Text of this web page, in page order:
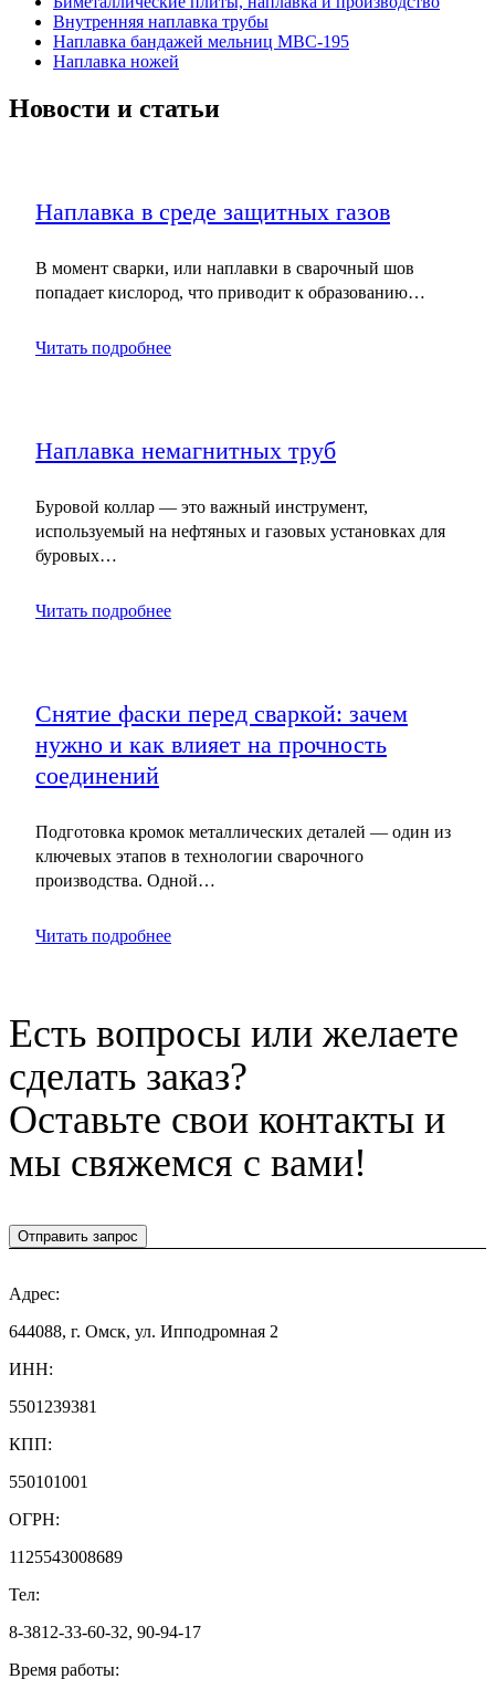
Внутренняя наплавка трубы
Наплавка бандажей мельниц МВС-195
Наплавка ножей
Новости и статьи
Наплавка в среде защитных газов
В момент сварки, или наплавки в сварочный шов
попадает кислород, что приводит к образованию…
Читать подробнее
Наплавка немагнитных труб
Буровой коллар — это важный инструмент,
используемый на нефтяных и газовых установках для
буровых…
Читать подробнее
Снятие фаски перед сваркой: зачем
нужно и как влияет на прочность
соединений
Подготовка кромок металлических деталей — один из
ключевых этапов в технологии сварочного
производства. Одной…
Читать подробнее
Есть вопросы или желаете
сделать заказ?
Оставьте свои контакты и
мы свяжемся с вами!
Отправить запрос
Адрес:
644088, г. Омск, ул. Ипподромная 2
ИНН:
5501239381
КПП:
550101001
ОГРН:
1125543008689
Тел:
8-3812-33-60-32, 90-94-17
Время работы: